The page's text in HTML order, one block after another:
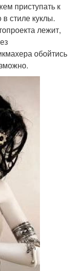
приступать к
стиле куклы.
лежит,
обойтись